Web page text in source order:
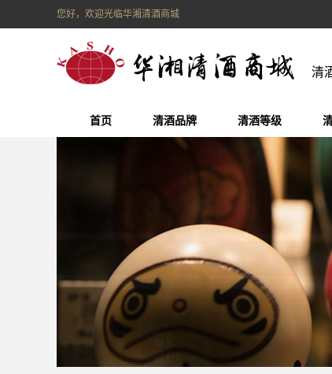
您好，欢迎光临华湘清酒商城
清
首页 清酒品牌 清酒等级